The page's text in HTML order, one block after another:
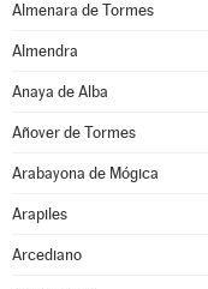
Almenara de Tormes
Almendra
Anaya de Alba
Añover de Tormes
Arabayona de Mógica
Arapiles
Arcediano